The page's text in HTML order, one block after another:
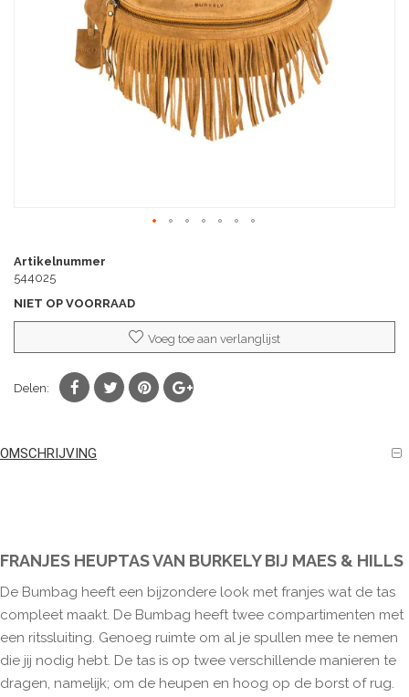
afbeeldingen-
naar
het
van
de
gallerij
Artikelnummer
544025
NIET OP VOORRAAD
Voeg toe aan verlanglijst
Delen:
OMSCHRIJVING
FRANJES HEUPTAS VAN BURKELY BIJ MAES & HILLS
De Bumbag heeft een bijzondere look met franjes wat de tas
compleet maakt. De Bumbag heeft twee compartimenten met
een ritssluiting. Genoeg ruimte om al je spullen mee te nemen
die jij nodig hebt. De tas is op twee verschillende manieren te
dragen, namelijk; om de heupen en hoog op de borst of rug.